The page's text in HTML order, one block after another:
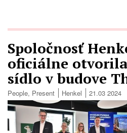
Spoločnosť
oficiálne
sídlo v budove
People, Present Henkel 21.03 2024